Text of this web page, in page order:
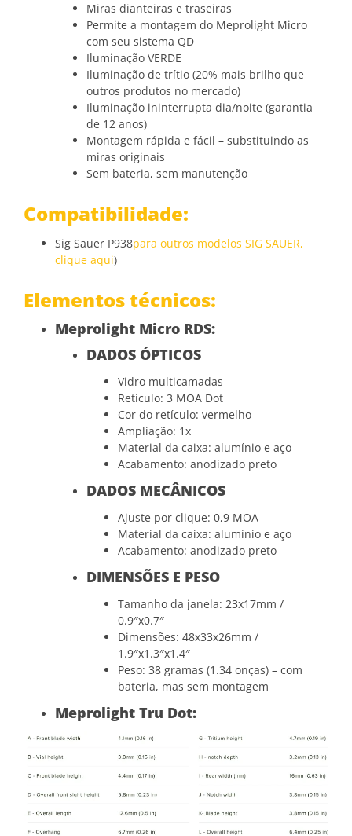
Miras dianteiras e traseiras
Permite a montagem do Meprolight Micro
com seu sistema QD
Iluminação VERDE
Iluminação de trítio (20% mais brilho que
outros produtos no mercado)
Iluminação ininterrupta dia/noite (garantia
de 12 anos)
Montagem rápida e fácil – substituindo as
miras originais
Sem bateria, sem manutenção
Compatibilidade:
Sig Sauer P938para outros modelos SIG SAUER,
clique aqui)
Elementos técnicos:
Meprolight Micro RDS:
DADOS ÓPTICOS
Vidro multicamadas
Retículo: 3 MOA Dot
Cor do retículo: vermelho
Ampliação: 1x
Material da caixa: alumínio e aço
Acabamento: anodizado preto
DADOS MECÂNICOS
Ajuste por clique: 0,9 MOA
Material da caixa: alumínio e aço
Acabamento: anodizado preto
DIMENSÕES E PESO
Tamanho da janela: 23x17mm /
0.9″x0.7″
Dimensões: 48x33x26mm /
1.9″x1.3″x1.4″
Peso: 38 gramas (1.34 onças) – com
bateria, mas sem montagem
Meprolight Tru Dot: